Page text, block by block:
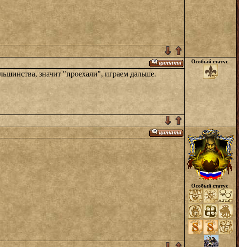
значит "проехали", играем дальше.
Особый статус:
Особый статус: